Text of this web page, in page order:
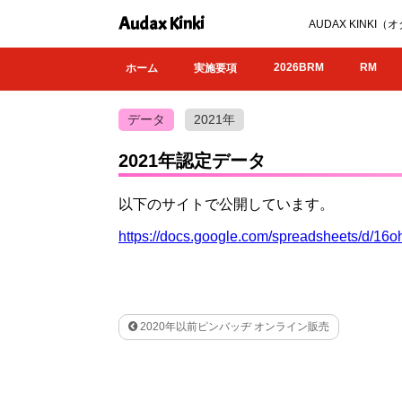
Audax Kinki AUDAX KINKI（オ
ホーム 実施要項 2026BRM RM
データ 2021年
2021年認定データ
以下のサイトで公開しています。
https://docs.google.com/spreadsheets/d/
2020年以前ピンバッヂ オンライン販売